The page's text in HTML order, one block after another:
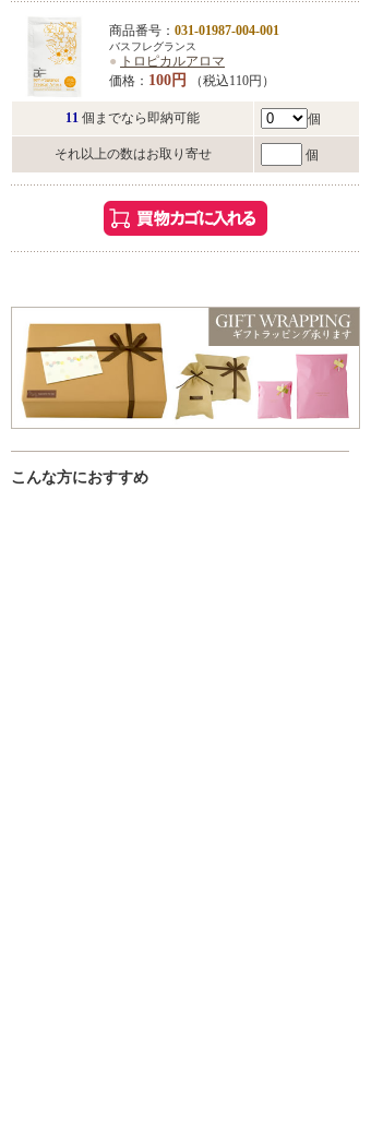
商品番号： 031-01987-004-001
バスフレグランス
● トロピカルアロマ
価格： 100円 （税込110円）
11 個までなら即納可能 個
それ以上の数はお取り寄せ 個
こんな方におすすめ